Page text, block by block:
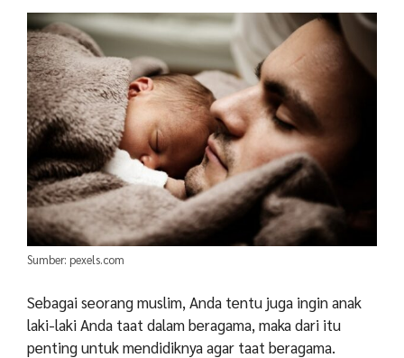
Sumber: pexels.com
Sebagai seorang muslim, Anda tentu juga ingin anak
laki-laki Anda taat dalam beragama, maka dari itu
penting untuk mendidiknya agar taat beragama.